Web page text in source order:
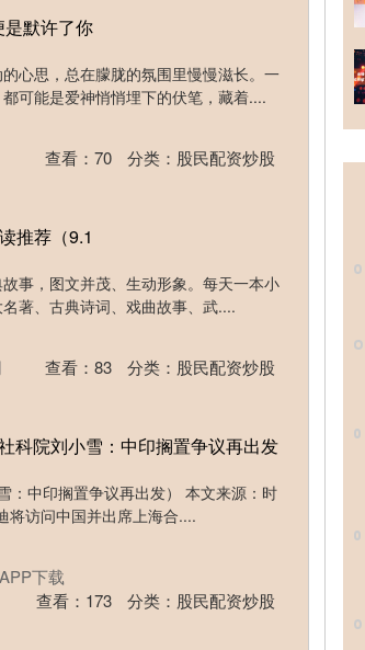
默许了你
心思，总在朦胧的氛围里慢慢滋长。一
可能是爱神悄悄埋下的伏笔，藏着....
查看： 70 分类： 股民配资炒股
推荐（9.1
事，图文并茂、生动形象。每天一本小
著、古典诗词、戏曲故事、武....
查看： 83 分类： 股民配资炒股
科院刘小雪：中印搁置争议再出发
：中印搁置争议再出发） 本文来源：时
将访问中国并出席上海合....
下载
查看： 173 分类： 股民配资炒股